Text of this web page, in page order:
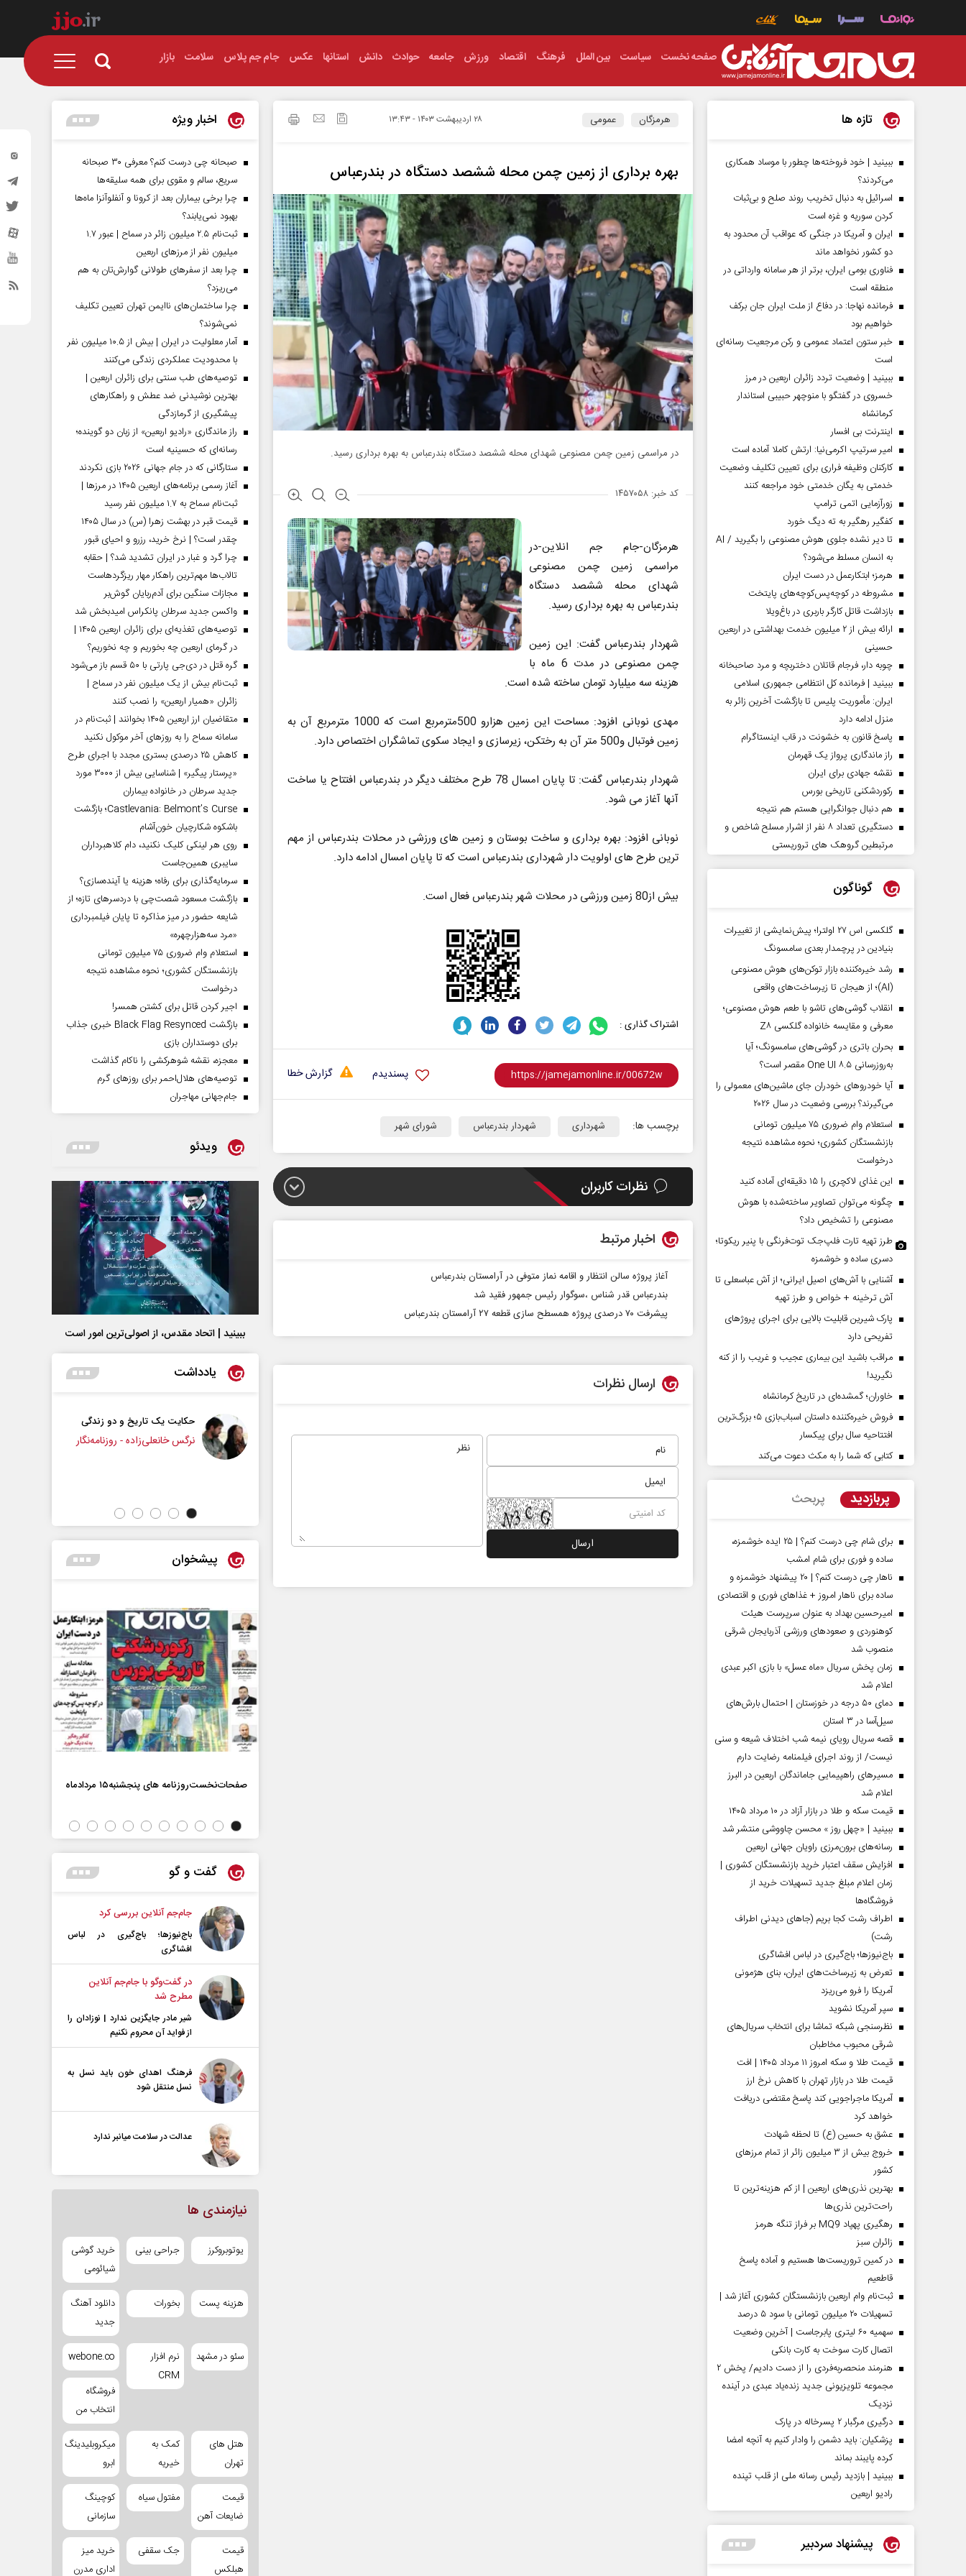
صفحه نخست سیاست بین الملل فرهنگ اقتصاد ورزش جامعه حوادث دانش استانها عکس جام جم پلاس سلامت بازار
هرمزگان عمومی ۲۸ ارديبهشت ۱۴۰۳ - ۱۳:۴۳
بهره برداری از زمین چمن محله ششصد دستگاه در بندرعباس
در مراسمی زمین چمن مصنوعی شهدای محله ششصد دستگاه بندرعباس به بهره برداری رسید.
کد خبر: ۱۴۵۷۰۵۸
هرمزگان-جام جم انلاین-در
مراسمی زمین چمن مصنوعی
شهدای محله ششصد دستگاه
بندرعباس به بهره برداری رسید.
شهردار بندرعباس گفت: این زمین
چمن مصنوعی در مدت 6 ماه با
هزینه سه میلیارد تومان ساخته شده است.
مهدی نوبانی افزود: مساحت این زمین هزارو 500مترمربع است که 1000 مترمربع آن به
زمین فوتبال و500 متر آن به رختکن، زیرسازی و ایجاد سکوی تماشگران اختصاص دارد.
شهردار بندرعباس گفت: تا پایان امسال 78 طرح مختلف دیگر در بندرعباس افتتاح یا ساخت
آنها آغاز می شود.
نوبانی افزود: بهره برداری و ساخت بوستان و زمین های ورزشی در محلات بندرعباس از مهم
ترین طرح های اولویت دار شهرداری بندرعباس است که تا پایان امسال ادامه دارد.
بیش از80 زمین ورزشی در محلات شهر بندرعباس فعال است.
اشتراک گذاری :
گزارش خطا پسندیدم
برچسب ها: شهرداری شهردار بندرعباس شورای شهر
نظرات کاربران
اخبار مرتبط
آغاز پروژه سالن انتظار و اقامه نماز متوفی در آرامستان بندرعباس
بندرعباس قدر شناس ،سوگوار رئیس جمهور فقید شد
پیشرفت ۷٠ درصدی پروژه همسطح سازی قطعه ۲۷ آرامستان بندرعباس
ارسال نظرات
تازه ها
ببینید | خود فروخته‌ها چطور با موساد همکاری
می‌کردند؟
اسرائیل به دنبال تخریب روند صلح و بی‌ثبات
کردن سوریه و غزه است
ایران و آمریکا در جنگی که عواقب آن محدود به
دو کشور نخواهد ماند
فناوری بومی ایران، برتر از هر سامانه وارداتی در
منطقه است
فرمانده نهاجا: در دفاع از ملت ایران جان برکف
خواهیم بود
خبر ستون اعتماد عمومی و رکن مرجعیت رسانه‌ای
است
ببینید | وضعیت تردد زائران اربعین در مرز
خسروی در گفتگو با منوچهر حبیبی استاندار
کرمانشاه
اینترنت بی افسار
امیر سرتیپ اکرمی‌نیا: ارتش کاملا آماده است
کارکنان وظیفه فراری برای تعیین تکلیف وضعیت
خدمتی به یگان خدمتی خود مراجعه کنند
زورآزمایی اتمی ترامپ
کفگیر رهگیر به ته دیگ خورد
تا دیر نشده جلوی هوش مصنوعی را بگیرید / AI
به انسان مسلط می‌شود؟
هرمز؛ ابتکارعمل در دست ایران
مشروطه در کوچه‌پس‌کوچه‌های پایتخت
بازداشت قاتل کارگر باربری در باغ‌ویلا
ارائه بیش از ۲ میلیون خدمت بهداشتی در اربعین
حسینی
چوبه دار، فرجام قاتلان دختربچه و مرد صاحبخانه
ببینید | فرمانده کل انتظامی جمهوری اسلامی
ایران­: مأموریت پلیس تا بازگشت آخرین زائر به
منزل ادامه دارد
پاسخ قانون به خشونت در قاب اینستاگرام
راز ماندگاری پرواز یک قهرمان
نقشه جهادی برای ایران
رکوردشکنی تاریخی بورس
هم دنبال جوانگرایی هستم هم نتیجه
دستگیری تعداد ۸ نفر از اشرار مسلح شاخص و
مرتبطین گروهک های تروریستی
گوناگون
گلکسی اس ۲۷ اولترا؛ پیش‌نمایشی از تغییرات
بنیادین در پرچمدار بعدی سامسونگ
رشد خیره‌کننده بازار توکن‌های هوش مصنوعی
(AI)؛ از هیجان تا زیرساخت‌های واقعی
انقلاب گوشی‌های تاشو‌ با طعم هوش مصنوعی؛
معرفی و مقایسه خانواده گلکسی Z۸
بحران باتری در گوشی‌های سامسونگ؛ آیا
به‌روزرسانی One UI ۸.۵ مقصر است؟
آیا خودروهای خودران جای ماشین‌های معمولی را
می‌گیرند؟ بررسی وضعیت در سال ۲۰۲۶
استعلام وام ضروری ۷۵ میلیون تومانی
بازنشستگان کشوری؛ نحوه مشاهده نتیجه
درخواست
این غذای لاکچری را ۱۵ دقیقه‌ای آماده کنید
چگونه می‌توان تصاویر ساخته‌شده با هوش
مصنوعی را تشخیص داد؟
طرز تهیه تارت فلپ‌جک توت‌فرنگی با پنیر ریکوتا؛
دسری ساده و خوشمزه
آشنایی با آش‌های اصیل ایرانی؛ از آش عباسعلی تا
آش ترخینه + خواص و طرز تهیه
پارک شیرین قابلیت‌ بالایی برای اجرای پروژهای
تفریحی دارد
مراقب باشید این بیماری عجیب و غریب را از کنه
نگیرید!
خاوران؛ گمشده‌ای در تاریخ کرمانشاه
فروش خیره‌کننده داستان اسباب‌بازی ۵؛ بزرگ‌ترین
افتتاحیه سال برای پیکسار
کتابی که شما را به مکث دعوت می‌کند
پربازدید پربحث
برای شام چی درست کنم؟ | ۲۵ ایده خوشمزه،
ساده و فوری برای شام امشب
ناهار چی درست کنم؟ | ۲۰ پیشنهاد خوشمزه و
ساده برای ناهار امروز + غذاهای فوری و اقتصادی
امیرحسین بهداد به عنوان سرپرست هیئت
کوهنوردی و صعودهای ورزشی آذربایجان شرقی
منصوب شد
زمان پخش سریال «ماه عسل» با بازی اکبر عبدی
اعلام شد
دمای ۵۰ درجه در خوزستان | احتمال بارش‌های
سیل‌آسا در ۳ استان
قصه سریال رویای نیمه شب اختلاف شیعه و سنی
نیست/ از روند اجرای فیلمنامه رضایت دارم
مسیر‌های راهپیمایی جاماندگان اربعین در البرز
اعلام شد
قیمت سکه و طلا در بازار آزاد در ۱۰ مرداد ۱۴۰۵
ببینید | «چهل روز » محسن چاووشی منتشر شد
رسانه‌های برون‌مرزی راویان جهانی اربعین
افزایش سقف اعتبار خرید بازنشستگان کشوری |
زمان اعلام مبلغ جدید تسهیلات خرید از
فروشگاه‌ها
اطراف رشت کجا بریم (جاهای دیدنی اطراف
رشت)
باج‌نیوزها؛ باج‌گیری در لباس افشاگری
تعرض به زیرساخت‌های ایران، بنای هژمونی
آمریکا را فرو می‌ریزد
سپر آمریکا نشوید
نظرسنجی شبکه تماشا برای انتخاب سریال‌های
شرقی محبوب مخاطبان
قیمت طلا و سکه امروز ۱۱ مرداد ۱۴۰۵ | افت
قیمت طلا در بازار تهران با کاهش نرخ ارز
آمریکا ماجراجویی کند پاسخ مقتضی دریافت
خواهد کرد
عشق به حسین (ع) تا لحظه شهادت
خروج بیش از ۳ میلیون زائر از تمام مرز‌های
کشور
بهترین نذری‌های اربعین | از کم هزینه‌ترین تا
راحت‌ترین نذری‌ها
رهگیری پهپاد MQ9 بر فراز تنگه هرمز
‌زائران سبز
در کمین تروریست‌ها هستیم و آماده پاسخ
قاطعیم
ثبت‌نام وام اربعین بازنشستگان کشوری آغاز شد |
تسهیلات ۲۰ میلیون تومانی با سود ۵ درصد
سهمیه ۶۰ لیتری پابرجاست | آخرین وضعیت
اتصال کارت سوخت به کارت بانکی
هنرمند منحصر‌به‌فردی را از دست دادیم/ پخش ۲
مجموعه تلویزیونی جدید زنده‌یاد عبدی در آینده
نزدیک
درگیری مرگبار ۲ پسرخاله در پارک
پزشکیان: باید دشمن را وادار کنیم به آنچه امضا
کرده پایبند بماند
ببینید | بازدید رئیس رسانه ملی از قلب تپنده
رادیو اربعین
پیشنهاد سردبیر
اخبار ویژه
صبحانه چی درست کنم؟ معرفی ۳۰ صبحانه
سریع، سالم و مقوی برای همه سلیقه‌ها
چرا برخی بیماران بعد از کرونا و آنفلوآنزا ماه‌ها
بهبود نمی‌یابند؟
ثبت‌نام ۲.۵ میلیون زائر در سماح | عبور ۱.۷
میلیون نفر از مرز‌های اربعین
چرا بعد از سفرهای طولانی گوارش‌تان به هم
می‌ریزد؟
چرا ساختمان‌های ناایمن تهران تعیین تکلیف
نمی‌شوند؟
آمار معلولیت در ایران | بیش از ۱۰.۵ میلیون نفر
با محدودیت عملکردی زندگی می‌کنند
توصیه‌های طب سنتی برای زائران اربعین |
بهترین نوشیدنی ضد عطش و راهکارهای
پیشگیری از گرمازدگی
راز ماندگاری «رادیو اربعین» از زبان دو گوینده؛
رسانه‌ای که حسینیه است
ستارگانی که در جام جهانی ۲۰۲۶ بازی نکردند
آغاز رسمی برنامه‌های اربعین ۱۴۰۵ در مرز‌ها |
ثبت‌نام سماح به ۱.۷ میلیون نفر رسید
قیمت قبر در بهشت زهرا (س) در سال ۱۴۰۵
چقدر است؟ | نرخ خرید، رزرو و احیای قبور
چرا گرد و غبار در ایران تشدید شد؟ | حقابه
تالاب‌ها مهم‌ترین راهکار مهار ریزگردهاست
مجازات سنگین برای آدم‌ربایان گوش‌بر
واکسن جدید سرطان پانکراس امیدبخش شد
توصیه‌های تغذیه‌ای برای زائران اربعین ۱۴۰۵ |
در گرمای اربعین چه بخوریم و چه نخوریم؟
گره قتل در دی‌جی پارتی با ۵۰ قسم باز می‌شود
ثبت‌نام بیش از یک میلیون نفر در سماح |
زائران «همیار اربعین» را نصب کنند
متقاضیان ارز اربعین ۱۴۰۵ بخوانند | ثبت‌نام در
سامانه سماح را به روز‌های آخر موکول نکنید
کاهش ۲۵ درصدی بستری مجدد با اجرای طرح
«پرستار پیگیر» | شناسایی بیش از ۳۰۰۰ مورد
جدید سرطان در خانواده بیماران
Castlevania: Belmont’s Curse؛ بازگشت
باشکوه شکارچیان خون‌آشام
روی هر لینکی کلیک نکنید، دام کلاهبرداران
سایبری همین‌جاست
سرمایه‌گذاری برای رفاه؛ هزینه یا آینده‌سازی؟
بازگشت مسعود شصت‌چی با دردسر‌های تازه؛ از
شایعه حضور در میز مذاکره تا پایان فیلمبرداری
«مرد سه‌هزارچهره»
استعلام وام ضروری ۷۵ میلیون تومانی
بازنشستگان کشوری؛ نحوه مشاهده نتیجه
درخواست
اجیر کردن قاتل برای کشتن همسر!
بازگشت Black Flag Resynced خبری جذاب
برای دوستداران بازی
معجزه، نقشه شوهرکشی را ناکام گذاشت
توصیه‌های هلال‌احمر برای روز‌های گرم
جام‌جهانی مهاجران
ویدئو
ببینید | اتحاد مقدس، از اصولی‌ترین امور است
یادداشت
پشت‌پرده تهدیدات کوتاه‏‌مدت و
ادعا‌های خلاف واقع آمریکا
اربعین نماد مقاومت در برابر
رحمت‌الله نوروزی - عضو کمیسیون اجتماعی
رضا سپهوند - سخنگوی کمیسیون انرژی مجلس
حکایت یک تاریخ و دو زندگی
نرگس خانعلی‌زاده - روزنامه‌نگار
چرایی عقب‌نشینی ترامپ؟
پیشخوان
صفحات نخست روزنامه ها‌ی‌سه‌شنبه ۶ مردادماه صفحات‌نخست‌روزنامه ها‌ی پنجشنبه‌۱۵ مردادماه
گفت و گو
جام‌جم آنلاین بررسی کرد
باج‌نیوزها؛ باج‌گیری در لباس
افشاگری
در گفت‌و‌گو با جام‌جم آنلاین
مطرح شد
شیر مادر جایگزین ندارد | نوزادان را
از فواید آن محروم نکنیم
فرهنگ اهدای خون باید نسل به
نسل منتقل شود
عدالت در سلامت میانبر ندارد
نیازمندی ها
یوتوبروکرز جراحی بینی
خرید گوشی
شیائومی
هزینه پست بخورات
دانلود آهنگ
جدید
سئو در مشهد
نرم افزار
CRM
webone.co
فروشگاه
انتخاب من
هتل های
تهران
کمک به
خیریه
میکروبلیدینگ
ابرو
قیمت
ضایعات آهن
مفتول سیاه
کوچینگ
سازمانی
قیمت
هبلکس
جک سقفی
خرید میز
اداری مدرن